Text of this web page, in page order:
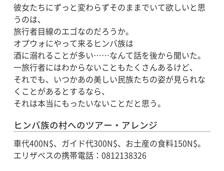
彼女たちにずっと変わらずそのままでいて欲しいと思
うのは、
旅行者目線のエゴなのだろうか。
オプウォにやって来るヒンバ族は
酒に溺れることが多い……なんて話を後から聞いた。
一旅行者にはわからないこともたくさんあるけど、
それでも、いつかあの美しい民族たちの姿が見られな
くことがあるとするなら、
それは本当にもったいないことだと思う。
ヒンバ族の村へのツアー・アレンジ
車代400N$、ガイド代300N$、お土産の食料150N$。
エリザベスの携帯電話：0812138326